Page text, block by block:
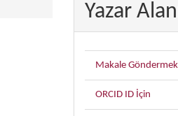
Yazar
Makale
ORCID ID İçin